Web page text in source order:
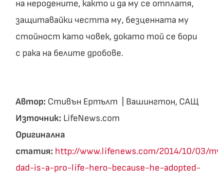
на неродените, както и да му се отплатя,
защитавайки честта му, безценната му
стойност като човек, докато той се бори
с рака на белите дробове.
Автор: Стивън Ертълт | Вашингтон, САЩ
Източник: LifeNews.com
Оригинална
статия: http://www.lifenews.com/2014/10/03/
dad-is-a-pro-life-hero-because-he-adopted-